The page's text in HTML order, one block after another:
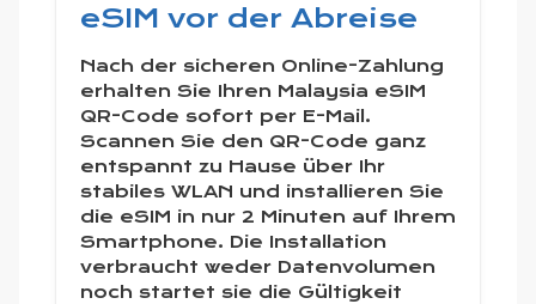
eSIM vor der Abreise
Nach der sicheren Online-Zahlung
erhalten Sie Ihren Malaysia eSIM
QR-Code sofort per E-Mail.
Scannen Sie den QR-Code ganz
entspannt zu Hause über Ihr
stabiles WLAN und installieren Sie
die eSIM in nur 2 Minuten auf Ihrem
Smartphone. Die Installation
verbraucht weder Datenvolumen
noch startet sie die Gültigkeit